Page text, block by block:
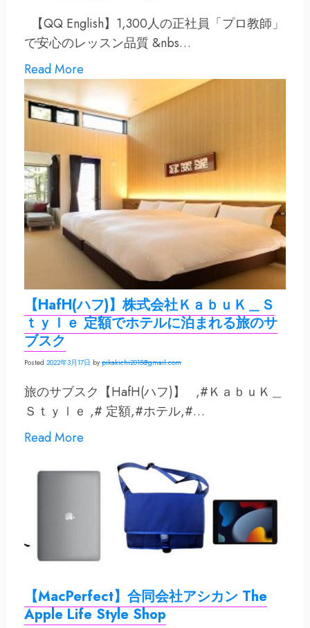
【QQ English】1,300人の正社員「プロ教師」
で安心のレッスン品質 &nbs…
Read More
【HafH(ハフ)】株式会社ＫａｂｕＫ＿Ｓ
ｔｙｌｅ 定額でホテルに泊まれる旅のサ
ブスク
Posted 2022年3月17日 bypikakichi2015@gmail.com
旅のサブスク【HafH(ハフ)】 ,#ＫａｂｕＫ＿
Ｓｔｙｌｅ ,# 定額,#ホテル,#…
Read More
【MacPerfect】合同会社アシカン The
Apple Life Style Shop